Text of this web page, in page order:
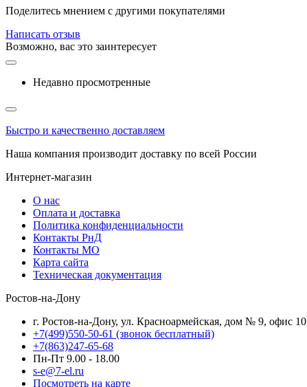
Поделитесь мнением с другими покупателями
Написать отзыв
Возможно, вас это заинтересует
Недавно просмотренные
Быстро и качественно доставляем
Наша компания производит доставку по всей России
Интернет-магазин
О нас
Оплата и доставка
Политика конфиденциальности
Контакты РнД
Контакты МО
Карта сайта
Техническая документация
Ростов-на-Дону
г. Ростов-на-Дону, ул. Красноармейская, дом № 9, офис 10
+7(499)550-50-61 (звонок бесплатный)
+7(863)247-65-68
Пн-Пт 9.00 - 18.00
s-e@7-el.ru
Посмотреть на карте